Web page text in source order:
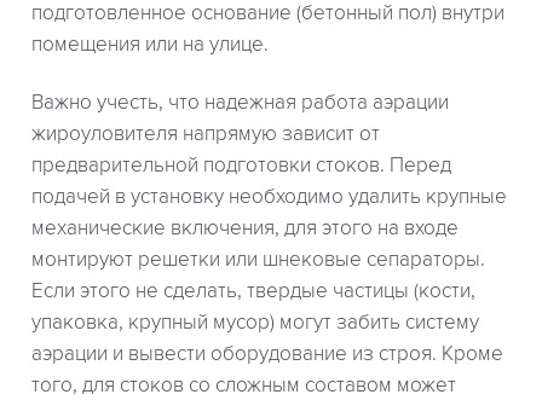
подготовленное основание (бетонный пол) внутри
помещения или на улице.
Важно учесть, что надежная работа аэрации
жироуловителя напрямую зависит от
предварительной подготовки стоков. Перед
подачей в установку необходимо удалить крупные
механические включения, для этого на входе
монтируют решетки или шнековые сепараторы.
Если этого не сделать, твердые частицы (кости,
упаковка, крупный мусор) могут забить систему
аэрации и вывести оборудование из строя. Кроме
того, для стоков со сложным составом может